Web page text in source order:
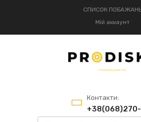
СПИСОК
Мій аккаунт
Контакти: